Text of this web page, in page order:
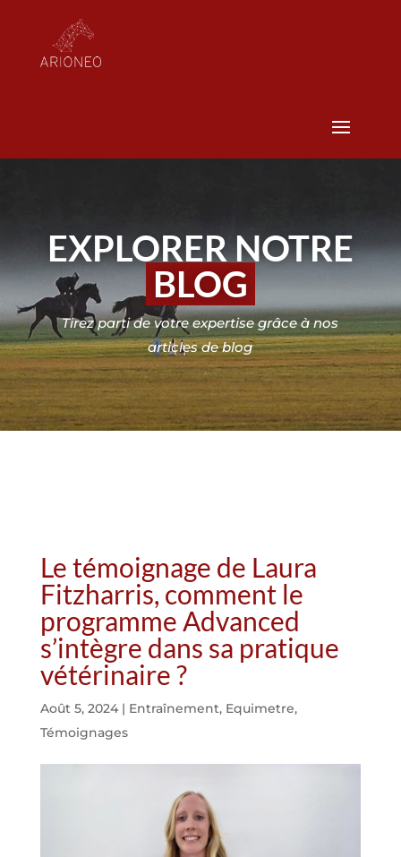
EXPLORER NOTRE
BLOG
Tirez parti de votre expertise grâce à nos
articles de blog
Le témoignage de Laura
Fitzharris, comment le
programme Advanced
s’intègre dans sa pratique
vétérinaire ?
Août 5, 2024| Entraînement, Equimetre,
Témoignages